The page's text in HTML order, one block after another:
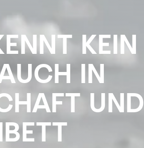
KEIN
IN
UND